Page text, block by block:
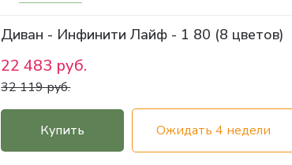
Диван - Инфинити Лайф - 1 80 (8 цветов)
22 483 руб.
32 119 руб.
Купить Ожидать 4 недели